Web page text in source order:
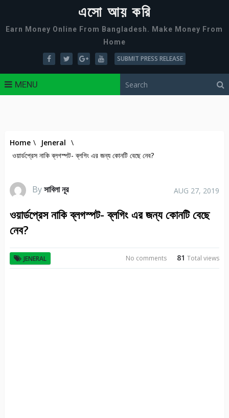
এসো আয় করি
Earn Money Online From Bangladesh. Make Money From
Home
SUBMIT PRESS RELEASE
MENU
Home \ Jeneral \
ওয়ার্ডপ্রেস নাকি ব্লগস্পট- ব্লগিং এর জন্য কোনটি বেছে নেব?
Byসাবিলা নূর AUG 27, 2019
ওয়ার্ডপ্রেস নাকি ব্লগস্পট- ব্লগিং এর জন্য কোনটি বেছে
নেব?
JENERAL 81Total views
No comments